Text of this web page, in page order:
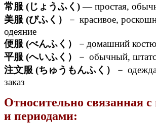
常服 (じょうふく)— простая,
美服 (びふく）
－ красивое,
одеяние
便服 (べんふく）
－домашний
平服 (へいふく）
－ обычный,
注文服 (ちゅうもんふく）
－
заказ
Относительно связанная
и периодами: